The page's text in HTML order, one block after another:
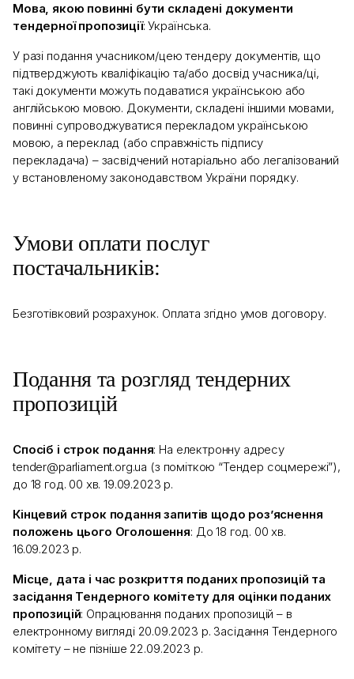
Мова, якою повинні бути складені документи
тендерної пропозиції: Українська.
У разі подання учасником/цею тендеру документів, що
підтверджують кваліфікацію та/або досвід учасника/ці,
такі документи можуть подаватися українською або
англійською мовою. Документи, складені іншими мовами,
повинні супроводжуватися перекладом українською
мовою, а переклад (або справжність підпису
перекладача) – засвідчений нотаріально або легалізований
у встановленому законодавством України порядку.
Умови оплати послуг
постачальників:
Безготівковий розрахунок. Оплата згідно умов договору.
Подання та розгляд тендерних
пропозицій
Спосіб і строк подання: На електронну адресу
tender@parliament.org.ua (з поміткою “Тендер соцмережі”),
до 18 год. 00 хв. 19.09.2023 р.
Кінцевий строк подання запитів щодо роз’яснення
положень цього Оголошення: До 18 год. 00 хв.
16.09.2023 р.
Місце, дата і час розкриття поданих пропозицій та
засідання Тендерного комітету для оцінки поданих
пропозицій: Опрацювання поданих пропозицій – в
електронному вигляді 20.09.2023 р. Засідання Тендерного
комітету – не пізніше 22.09.2023 р.